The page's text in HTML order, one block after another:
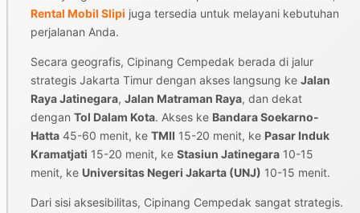
Rental Mobil Slipi juga tersedia untuk melayani kebutuhan
perjalanan Anda.
Secara geografis, Cipinang Cempedak berada di jalur
strategis Jakarta Timur dengan akses langsung ke Jalan
Raya Jatinegara, Jalan Matraman Raya, dan dekat
dengan Tol Dalam Kota. Akses ke Bandara Soekarno-
Hatta45-60 menit, ke TMII 15-20 menit, ke Pasar Induk
Kramatjati 15-20 menit, ke Stasiun Jatinegara10-15
menit, ke Universitas Negeri Jakarta (UNJ) 10-15 menit.
Dari sisi aksesibilitas, Cipinang Cempedak sangat strategis.